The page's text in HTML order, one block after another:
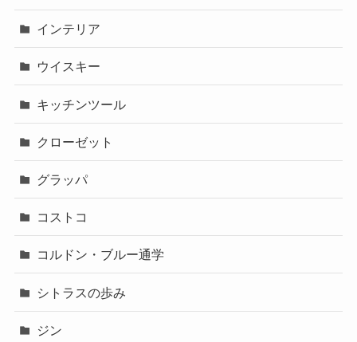
インテリア
ウイスキー
キッチンツール
クローゼット
グラッパ
コストコ
コルドン・ブルー通学
シトラスの歩み
ジン